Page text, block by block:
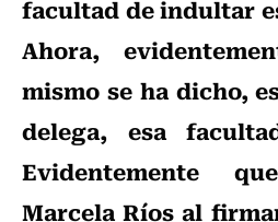
facultad de indultar
Ahora,
mismo se ha dicho,
delega, esa
Evidentemente
Marcela Ríos al